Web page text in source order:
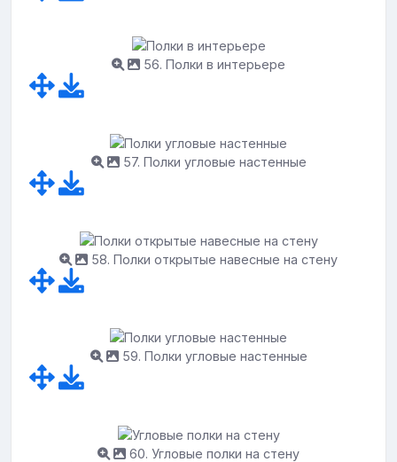
56. Полки в интерьере
57. Полки угловые настенные
58. Полки открытые навесные на стену
59. Полки угловые настенные
60. Угловые полки на стену